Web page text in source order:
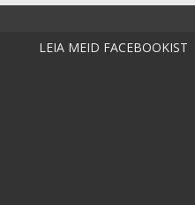
LEIA MEID FACEBOOKIST